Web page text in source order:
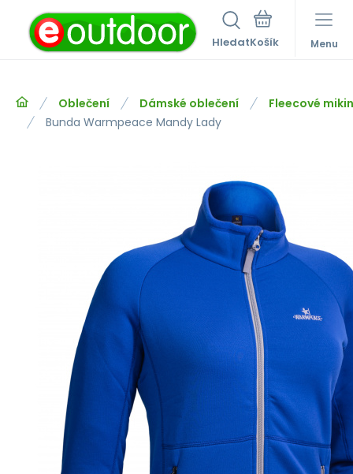
Hledat Menu
Oblečení Dámské oblečení
Fleecové
Bunda Warmpeace Mandy Lady